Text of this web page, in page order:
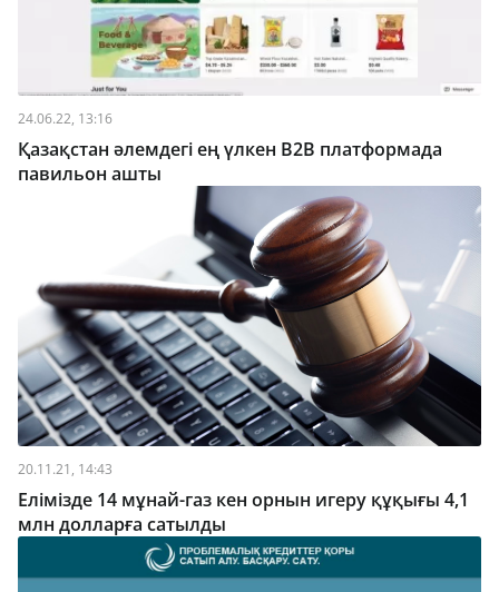
24.06.22, 13:16
Қазақстан әлемдегі ең үлкен B2B платформада
павильон ашты
20.11.21, 14:43
Елімізде 14 мұнай-газ кен орнын игеру құқығы 4,1
млн долларға сатылды